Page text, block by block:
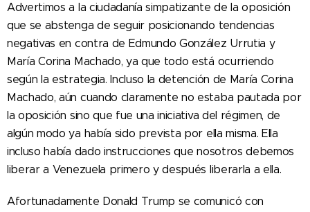
Advertimos a la ciudadanía simpatizante de la oposición
que se abstenga de seguir posicionando tendencias
negativas en contra de Edmundo González Urrutia y
María Corina Machado, ya que todo está ocurriendo
según la estrategia. Incluso la detención de María Corina
Machado, aún cuando claramente no estaba pautada por
la oposición sino que fue una iniciativa del régimen, de
algún modo ya había sido prevista por ella misma. Ella
incluso había dado instrucciones que nosotros debemos
liberar a Venezuela primero y después liberarla a ella.
Afortunadamente Donald Trump se comunicó con